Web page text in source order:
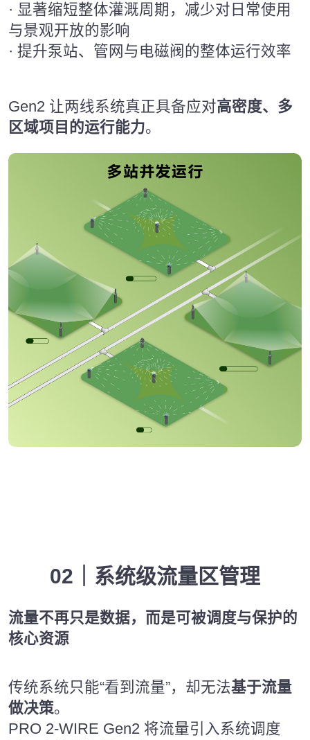
· 显著缩短整体灌溉周期，减少对日常使用
与景观开放的影响
· 提升泵站、管网与电磁阀的整体运行效率
Gen2 让两线系统真正具备应对高密度、多
区域项目的运行能力。
02｜系统级流量区管理
流量不再只是数据，而是可被调度与保护的
核心资源
传统系统只能“看到流量”，却无法基于流量
做决策。
PRO 2-WIRE Gen2 将流量引入系统调度